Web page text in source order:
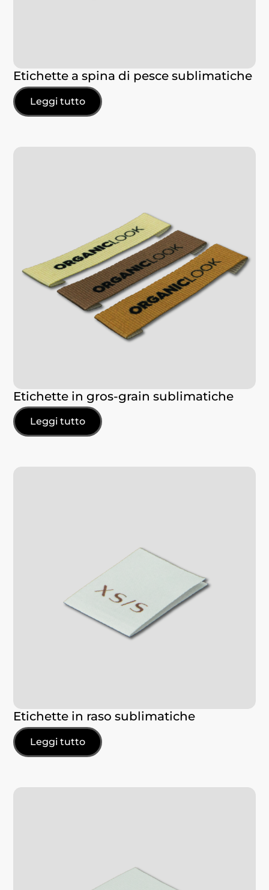
Etichette a spina di pesce sublimatiche
Leggi tutto
Etichette in gros-grain sublimatiche
Leggi tutto
Etichette in raso sublimatiche
Leggi tutto